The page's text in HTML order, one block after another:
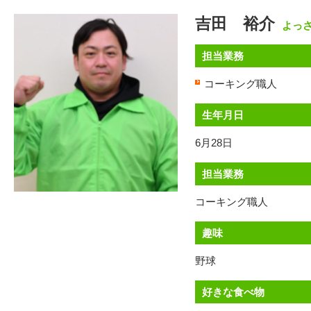
吉田 裕介 よっ
担当業務
コーキング職人
生年月日
6月28日
担当業務
コーキング職人
趣味
野球
好きな食べ物